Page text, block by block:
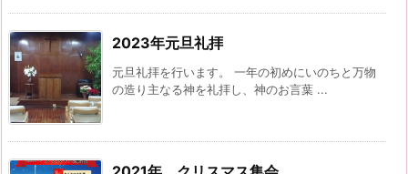
2023年元旦礼拝
元旦礼拝を行います。 一年の初めにいのちと万物
の造り主なる神を礼拝し、神のお言葉 ...